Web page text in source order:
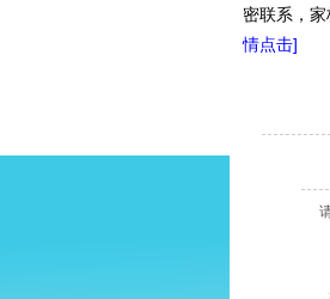
密联系，
情点击]